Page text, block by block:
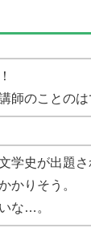
師のことのは
学史が出題
かりそう。
な…。